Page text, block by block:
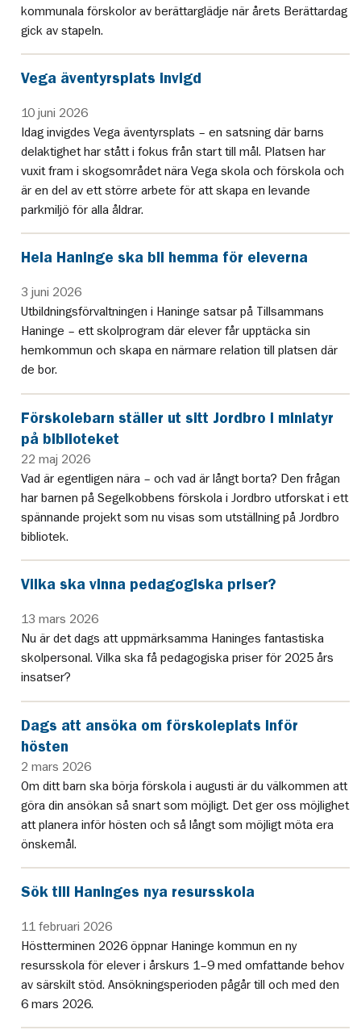
kommunala förskolor av berättarglädje när årets Berättardag
gick av stapeln.
Vega äventyrsplats invigd
10 juni 2026
Idag invigdes Vega äventyrsplats – en satsning där barns
delaktighet har stått i fokus från start till mål. Platsen har
vuxit fram i skogsområdet nära Vega skola och förskola och
är en del av ett större arbete för att skapa en levande
parkmiljö för alla åldrar.
Hela Haninge ska bli hemma för eleverna
3 juni 2026
Utbildningsförvaltningen i Haninge satsar på Tillsammans
Haninge – ett skolprogram där elever får upptäcka sin
hemkommun och skapa en närmare relation till platsen där
de bor.
Förskolebarn ställer ut sitt Jordbro i miniatyr
på biblioteket
22 maj 2026
Vad är egentligen nära – och vad är långt borta? Den frågan
har barnen på Segelkobbens förskola i Jordbro utforskat i ett
spännande projekt som nu visas som utställning på Jordbro
bibliotek.
Vilka ska vinna pedagogiska priser?
13 mars 2026
Nu är det dags att uppmärksamma Haninges fantastiska
skolpersonal. Vilka ska få pedagogiska priser för 2025 års
insatser?
Dags att ansöka om förskoleplats inför
hösten
2 mars 2026
Om ditt barn ska börja förskola i augusti är du välkommen att
göra din ansökan så snart som möjligt. Det ger oss möjlighet
att planera inför hösten och så långt som möjligt möta era
önskemål.
Sök till Haninges nya resursskola
11 februari 2026
Höstterminen 2026 öppnar Haninge kommun en ny
resursskola för elever i årskurs 1–9 med omfattande behov
av särskilt stöd. Ansökningsperioden pågår till och med den
6 mars 2026.